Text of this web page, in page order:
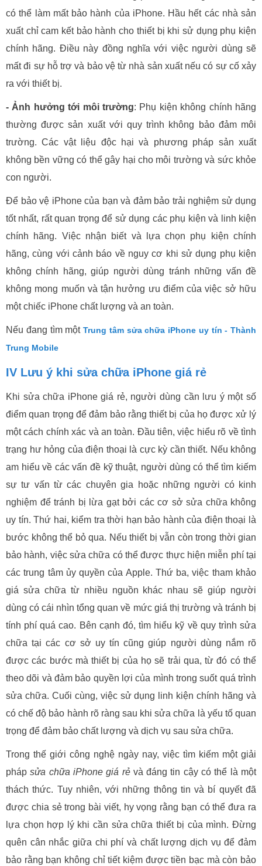
có thể làm mất bảo hành của iPhone. Hầu hết các nhà sản
xuất chỉ cam kết bảo hành cho thiết bị khi sử dụng phụ kiện
chính hãng. Điều này đồng nghĩa với việc người dùng sẽ
mất đi sự hỗ trợ và bảo vệ từ nhà sản xuất nếu có sự cố xảy
ra với thiết bị.
- Ảnh hưởng tới môi trường: Phụ kiện không chính hãng
thường được sản xuất với quy trình không bảo đảm môi
trường. Các vật liệu độc hại và phương pháp sản xuất
không bền vững có thể gây hại cho môi trường và sức khỏe
con người.
Để bảo vệ iPhone của bạn và đảm bảo trải nghiệm sử dụng
tốt nhất, rất quan trọng để sử dụng các phụ kiện và linh kiện
chính hãng. Việc nhận biết và lựa chọn phụ kiện chính
hãng, cùng với cảnh báo về nguy cơ khi sử dụng phụ kiện
không chính hãng, giúp người dùng tránh những vấn đề
không mong muốn và tận hưởng ưu điểm của việc sở hữu
một chiếc iPhone chất lượng và an toàn.
Nếu đang tìm một Trung tâm sửa chữa iPhone uy tín - Thành
Trung Mobile
IV Lưu ý khi sửa chữa iPhone giá rẻ
Khi sửa chữa iPhone giá rẻ, người dùng cần lưu ý một số
điểm quan trọng để đảm bảo rằng thiết bị của họ được xử lý
một cách chính xác và an toàn. Đầu tiên, việc hiểu rõ về tình
trạng hư hỏng của điện thoại là cực kỳ cần thiết. Nếu không
am hiểu về các vấn đề kỹ thuật, người dùng có thể tìm kiếm
sự tư vấn từ các chuyên gia hoặc những người có kinh
nghiệm để tránh bị lừa gạt bởi các cơ sở sửa chữa không
uy tín. Thứ hai, kiểm tra thời hạn bảo hành của điện thoại là
bước không thể bỏ qua. Nếu thiết bị vẫn còn trong thời gian
bảo hành, việc sửa chữa có thể được thực hiện miễn phí tại
các trung tâm ủy quyền của Apple. Thứ ba, việc tham khảo
giá sửa chữa từ nhiều nguồn khác nhau sẽ giúp người
dùng có cái nhìn tổng quan về mức giá thị trường và tránh bị
tính phí quá cao. Bên cạnh đó, tìm hiểu kỹ về quy trình sửa
chữa tại các cơ sở uy tín cũng giúp người dùng nắm rõ
được các bước mà thiết bị của họ sẽ trải qua, từ đó có thể
theo dõi và đảm bảo quyền lợi của mình trong suốt quá trình
sửa chữa. Cuối cùng, việc sử dụng linh kiện chính hãng và
có chế độ bảo hành rõ ràng sau khi sửa chữa là yếu tố quan
trọng để đảm bảo chất lượng và dịch vụ sau sửa chữa.
Trong thế giới công nghệ ngày nay, việc tìm kiếm một giải
phápsửa chữa iPhone giá rẻvà đáng tin cậy có thể là một
thách thức. Tuy nhiên, với những thông tin và bí quyết đã
được chia sẻ trong bài viết, hy vọng rằng bạn có thể đưa ra
lựa chọn hợp lý khi cần sửa chữa thiết bị của mình. Đừng
quên cân nhắc giữa chi phí và chất lượng dịch vụ để đảm
bảo rằng bạn không chỉ tiết kiệm được tiền bạc mà còn bảo